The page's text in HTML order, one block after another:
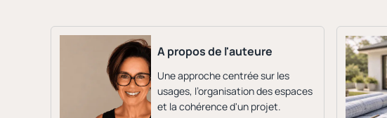
A propos de l'auteure
Une approche centrée sur les
usages, l’organisation des espaces
et la cohérence d'un projet.